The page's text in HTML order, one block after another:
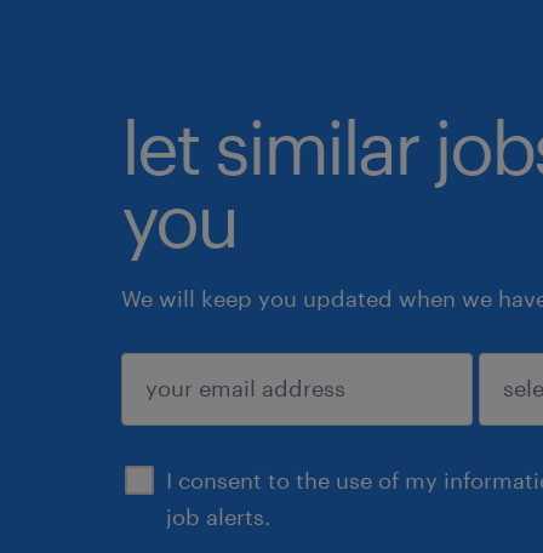
let similar
you
We will keep you updated when we
I consent to the use of my
job alerts.
submit